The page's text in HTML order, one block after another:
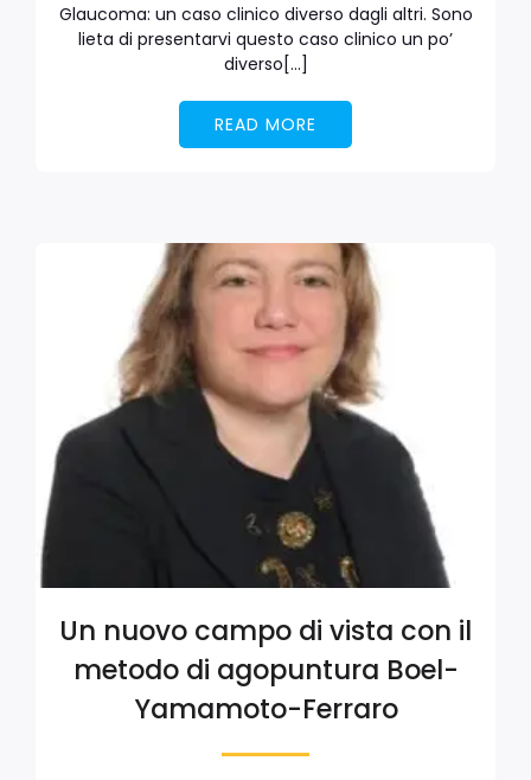
Glaucoma: un caso clinico diverso dagli altri. Sono
lieta di presentarvi questo caso clinico un po’
diverso[…]
READ MORE
Un nuovo campo di vista con il
metodo di agopuntura Boel-
Yamamoto-Ferraro